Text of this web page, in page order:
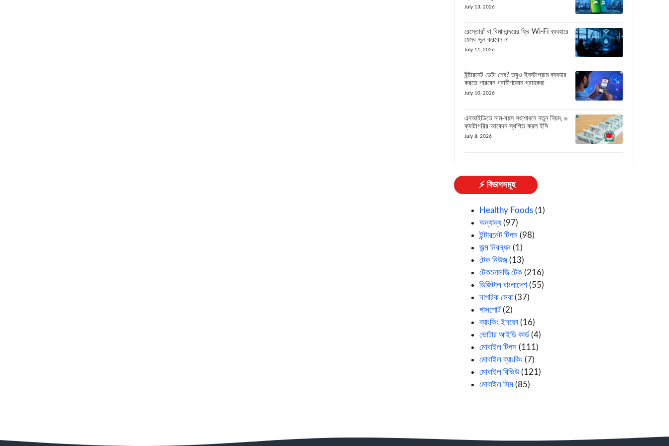
July 13, 2026
রেস্তোরাঁ বা বিমানবন্দরের ফ্রি Wi-Fi ব্যবহারে
যেসব ভুল করবেন না
July 11, 2026
ইন্টারনেট ডেটা শেষ? তবুও ইনস্টাগ্রাম ব্যবহার
করতে পারবেন গ্রামীণফোন গ্রাহকরা
July 10, 2026
এনআইডিতে নাম-বয়স সংশোধনে নতুন নিয়ম, ৬
ক্যাটাগরির আবেদন স্থগিত করল ইসি
July 8, 2026
⚡ বিভাগসমূহ
Healthy Foods (1)
অন্যান্য(97)
ইন্টারনেট টিপস (98)
জন্ম নিবন্ধন (1)
টেক নিউজ(13)
টেকনোলজি টেক (216)
ডিজিটাল বাংলাদেশ (55)
নাগরিক সেবা(37)
পাসপোর্ট (2)
ব্যাংকিং ইনফো(16)
ভোটার আইডি কার্ড (4)
মোবাইল টিপস (111)
মোবাইল ব্যাংকিং (7)
মোবাইল রিভিউ (121)
মোবাইল সিম (85)